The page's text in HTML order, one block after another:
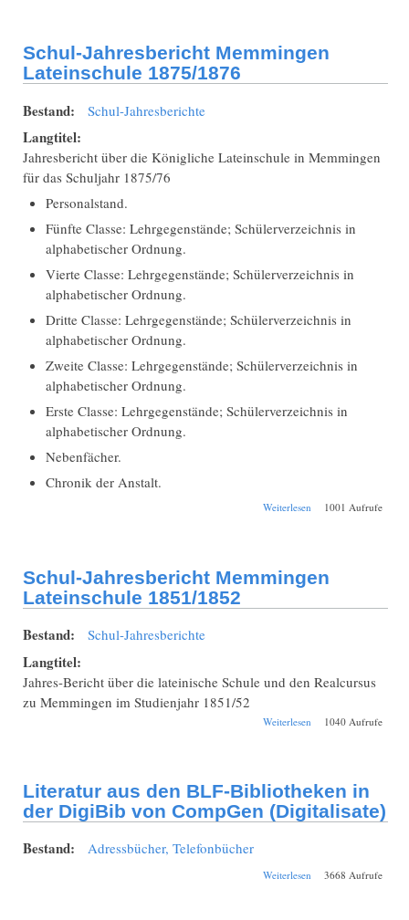
Schul-Jahresbericht Memmingen
Lateinschule 1875/1876
Bestand: Schul-Jahresberichte
Langtitel:
Jahresbericht über die Königliche Lateinschule in Memmingen
für das Schuljahr 1875/76
Personalstand.
Fünfte Classe: Lehrgegenstände; Schülerverzeichnis in
alphabetischer Ordnung.
Vierte Classe: Lehrgegenstände; Schülerverzeichnis in
alphabetischer Ordnung.
Dritte Classe: Lehrgegenstände; Schülerverzeichnis in
alphabetischer Ordnung.
Zweite Classe: Lehrgegenstände; Schülerverzeichnis in
alphabetischer Ordnung.
Erste Classe: Lehrgegenstände; Schülerverzeichnis in
alphabetischer Ordnung.
Nebenfächer.
Chronik der Anstalt.
Weiterlesen über Schul-
1001 Aufrufe
Schul-Jahresbericht Memmingen
Lateinschule 1851/1852
Bestand: Schul-Jahresberichte
Langtitel:
Jahres-Bericht über die lateinische Schule und den Realcursus
zu Memmingen im Studienjahr 1851/52
Weiterlesen über Schul-
1040 Aufrufe
Literatur aus den BLF-Bibliotheken in
der DigiBib von CompGen (Digitalisate)
Bestand: Adressbücher, Telefonbücher
Weiterlesen über Literatur aus
3668 Aufrufe